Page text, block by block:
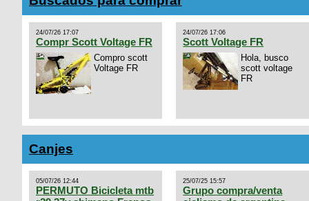
24/07/26 17:07
Compr Scott Voltage FR
Compro scott
Voltage FR
24/07/26 17:06
Scott Voltage FR
Hola, busco
scott voltage
FR
Canjes
05/07/26 12:44
PERMUTO Bicicleta mtb
25/07/25 15:57
Grupo compra/venta